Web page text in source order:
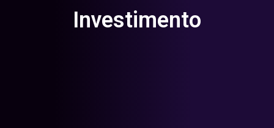
Investimento